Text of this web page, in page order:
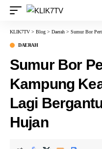
KLIK7TV > Blog > Daerah > Sumur Bor Pertama
DAERAH
Sumur Bor
Kampung
Lagi
Hujan